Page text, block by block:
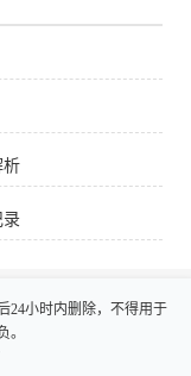
析
录
24小时内删除，不得用于
。